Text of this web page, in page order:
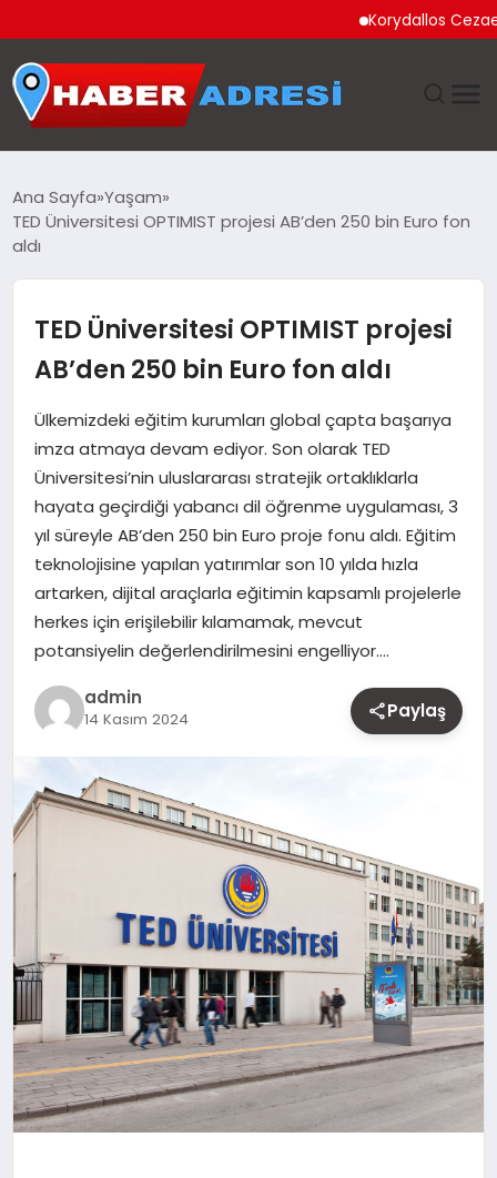
Korydallos
GÜNDEM
TEKNOLOJI
EĞITIM
MAGAZIN
YAŞAM
OTOMOBIL
Ana Sayfa Yaşam
TED Üniversitesi OPTIMIST projesi AB’den 250 bin Euro fon
aldı
TED Üniversitesi OPTIMIST projesi
AB’den 250 bin Euro fon aldı
Ülkemizdeki eğitim kurumları global çapta başarıya
imza atmaya devam ediyor. Son olarak TED
Üniversitesi’nin uluslararası stratejik ortaklıklarla
hayata geçirdiği yabancı dil öğrenme uygulaması, 3
yıl süreyle AB’den 250 bin Euro proje fonu aldı. Eğitim
teknolojisine yapılan yatırımlar son 10 yılda hızla
artarken, dijital araçlarla eğitimin kapsamlı projelerle
herkes için erişilebilir kılamamak, mevcut
potansiyelin değerlendirilmesini engelliyor….
admin
14 Kasım 2024 Paylaş